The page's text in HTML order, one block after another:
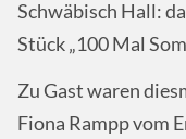
Schwäbisch Hall:
Stück „100 Mal
Zu Gast waren
Fiona Rampp vom